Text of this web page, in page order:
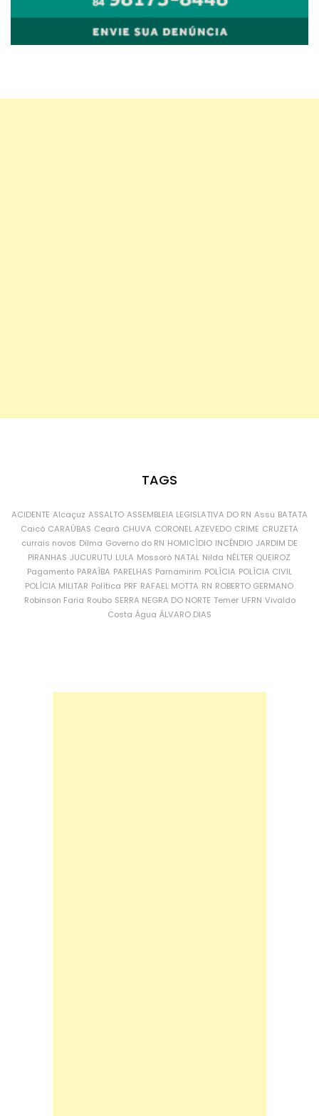
TAGS
ACIDENTE Alcaçuz ASSALTO ASSEMBLEIA LEGISLATIVA DO RN Assu BATATA
Caicó CARAÚBAS Ceará CHUVA CORONEL AZEVEDO CRIME CRUZETA
currais novos Dilma Governo do RN HOMICÍDIO INCÊNDIO JARDIM DE
PIRANHAS JUCURUTU LULA Mossoró NATAL Nilda NÉLTER QUEIROZ
Pagamento PARAÍBA PARELHAS Parnamirim POLÍCIA POLÍCIA CIVIL
POLÍCIA MILITAR Política PRF RAFAEL MOTTA RN ROBERTO GERMANO
Robinson Faria Roubo SERRA NEGRA DO NORTE Temer UFRN Vivaldo
Costa Água ÁLVARO DIAS